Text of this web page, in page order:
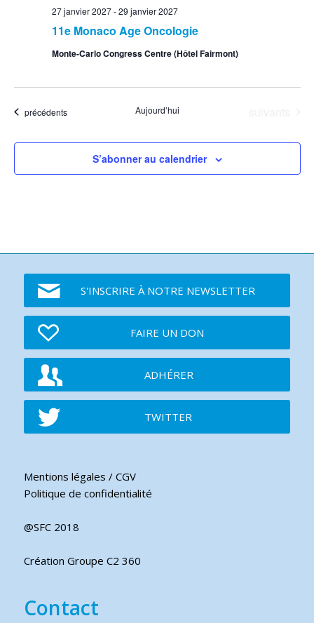
11e Monaco Age Oncologie
27 janvier 2027-29 janvier 2027
Monte-Carlo Congress Centre (Hôtel Fairmont)
Événements
précédents Aujourd’hui
S’abonner au calendrier
S'INSCRIRE À NOTRE NEWSLETTER
FAIRE UN DON
ADHÉRER
TWITTER
Mentions légales / CGV
Politique de confidentialité
@SFC 2018
Création Groupe C2 360
Contact